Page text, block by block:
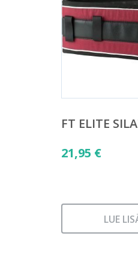
FT ELITE
21,95 €
LUE